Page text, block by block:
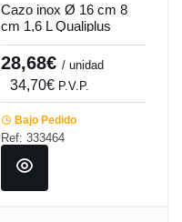
Cazo inox Ø 16 cm 8
cm 1,6 L Qualiplus
Pro.cooker
28,68€ / unidad
34,70€ P.V.P.
Bajo Pedido
Ref: 333464